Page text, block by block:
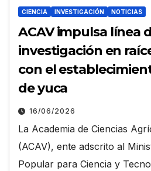
CIENCIA INVESTIGACIÓN NOTICIAS
ACAV impulsa línea
investigación en
con el
de yuca
16/06/2026
La Academia de Ciencias
(ACAV), ente adscrito al
Popular para Ciencia y